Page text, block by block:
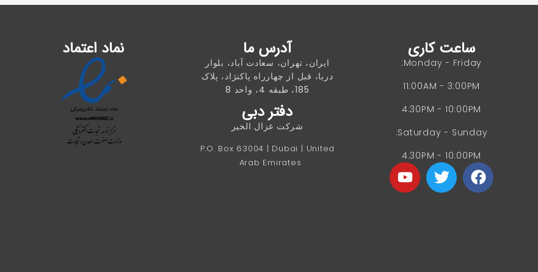
ساعت کاری
Monday - Friday:
11:00AM - 3:00PM
4:30PM - 10:00PM
Saturday - Sunday:
4:30PM - 10:00PM
آدرس ما
ایران، تهران، سعادت آباد، بلوار
دریا، قبل از چهارراه پاکنژاد، پلاک
185، طبقه 4، واحد 8
دفتر دبی
شرکت غزال الخیر
P.O. Box 63004 | Dubai | United
Arab Emirates
نماد اعتماد